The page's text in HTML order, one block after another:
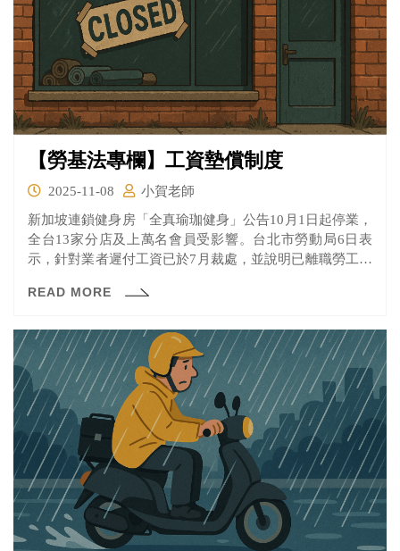
【勞基法專欄】工資墊償制度
2025-11-08
小賀老師
新加坡連鎖健身房「全真瑜珈健身」公告10月1日起停業，
全台13家分店及上萬名會員受影響。台北市勞動局6日表
示，針對業者遲付工資已於7月裁處，並說明已離職勞工及
台北市就業服務處也可受理申請失業認定，並轉請勞動部
READ MORE